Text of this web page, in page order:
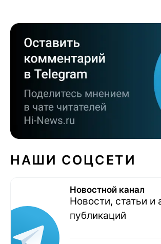
НАШИ СОЦСЕТИ
Новостной канал
Новости, статьи и
публикаций